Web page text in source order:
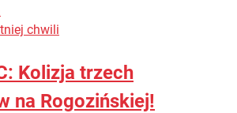
chwili
Kolizja trzech
na Rogozińskiej!